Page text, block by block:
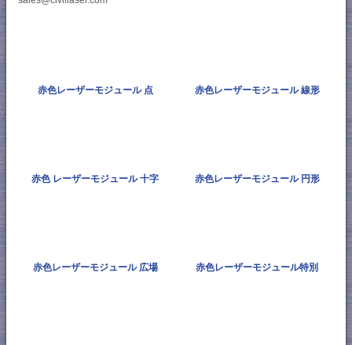
赤色レーザーモジュール 点 赤色レーザーモジュール 線形
赤色 レーザーモジュール 十字 赤色レーザーモジュール 円形
赤色レーザーモジュール 広場 赤色レーザーモジュール特別